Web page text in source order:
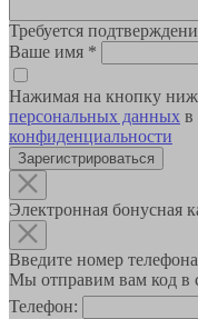
Требуется
Ваше имя *
Нажимая на кнопку
персональных данных в
конфиденциальности
Зарегистрироваться
Электронная бонусная
Введите номер телефона
Мы отправим вам код в
Телефон: